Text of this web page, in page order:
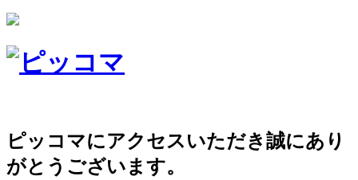
ピッコマにアクセスいただき誠にあり
がとうございます。